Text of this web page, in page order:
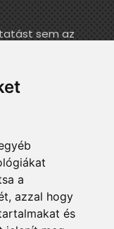
a
azzal hogy
és
sem az
segíteni